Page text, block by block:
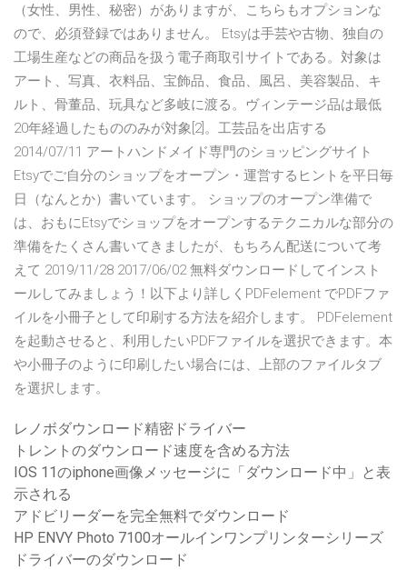
（女性、男性、秘密）がありますが、こちらもオプションな
ので、必須登録ではありません。 Etsyは手芸や古物、独自の
工場生産などの商品を扱う電子商取引サイトである。対象は
アート、写真、衣料品、宝飾品、食品、風呂、美容製品、キ
ルト、骨董品、玩具など多岐に渡る。ヴィンテージ品は最低
20年経過したもののみが対象[2]。工芸品を出店する
2014/07/11 アートハンドメイド専門のショッピングサイト
Etsyでご自分のショップをオープン・運営するヒントを平日毎
日（なんとか）書いています。 ショップのオープン準備で
は、おもにEtsyでショップをオープンするテクニカルな部分の
準備をたくさん書いてきましたが、もちろん配送について考
えて 2019/11/28 2017/06/02 無料ダウンロードしてインスト
ールしてみましょう！以下より詳しくPDFelement でPDFファ
イルを小冊子として印刷する方法を紹介します。 PDFelement
を起動させると、利用したいPDFファイルを選択できます。本
や小冊子のように印刷したい場合には、上部のファイルタブ
を選択します。
レノボダウンロード精密ドライバー
トレントのダウンロード速度を含める方法
IOS 11のiphone画像メッセージに「ダウンロード中」と表
示される
アドビリーダーを完全無料でダウンロード
HP ENVY Photo 7100オールインワンプリンターシリーズ
ドライバーのダウンロード